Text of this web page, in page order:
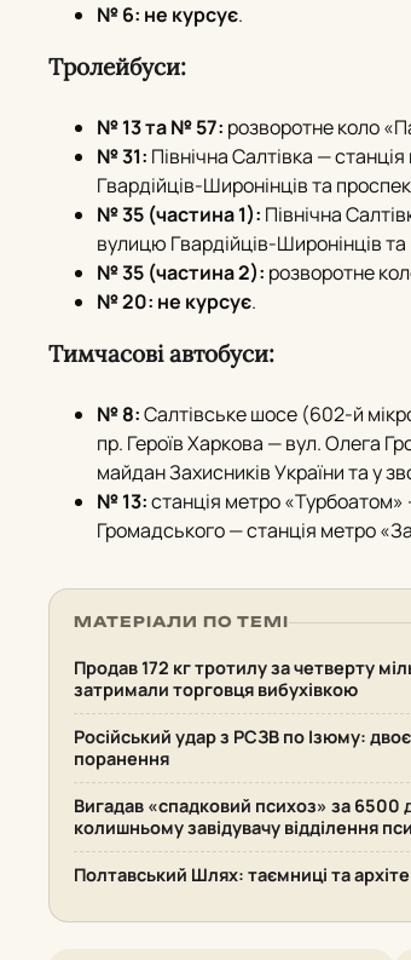
№ 6: не курсує.
Тролейбуси:
№ 13 та № 57: розворотне коло
№ 31: Північна Салтівка —
Гвардійців-Широнінців та
№ 35 (частина 1): Північна
вулицю Гвардійців-Широнінців
№ 35 (частина 2): розворотне
№ 20: не курсує.
Тимчасові автобуси:
№ 8:Салтівське шосе (602-й
пр. Героїв Харкова — вул.Олега
майдан Захисників України та у
№ 13:станція метро
Громадського — станція метро
МАТЕРІАЛИ ПО ТЕМІ
Продав 172 кг тротилу за четверту
затримали торговця вибухівкою
Російський удар з РСЗВ по Ізюму:
поранення
Вигадав «спадковий психоз» за 6500
колишньому завідувачу відділення
Полтавський Шлях: таємниці та